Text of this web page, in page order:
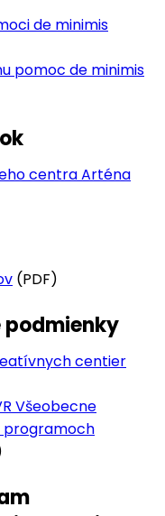
de minimis
pomoc de minimis
centra Arténa
(PDF)
podmienky
centier
Všeobecne
programoch